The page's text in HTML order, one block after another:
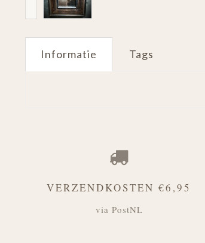
Informatie Tags
VERZENDKOSTEN €6,95
via PostNL